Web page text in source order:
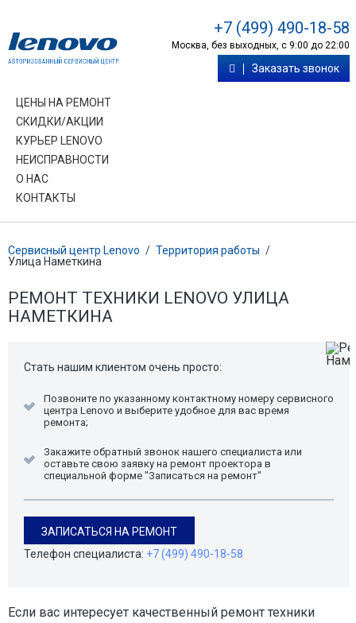
+7 (499) 490-18-58
Москва, без выходных, с 9:00 до 22:00
Заказать звонок
ЦЕНЫ НА РЕМОНТ
СКИДКИ/АКЦИИ
КУРЬЕР LENOVO
НЕИСПРАВНОСТИ
О НАС
КОНТАКТЫ
Сервисный центр Lenovo / Территория работы /
Улица Наметкина
РЕМОНТ ТЕХНИКИ LENOVO УЛИЦА
НАМЕТКИНА
Стать нашим клиентом очень просто:
Позвоните по указанному контактному номеру сервисного
центра Lenovo и выберите удобное для вас время
ремонта;
Закажите обратный звонок нашего специалиста или
оставьте свою заявку на ремонт проектора в
специальной форме "Записаться на ремонт"
ЗАПИСАТЬСЯ НА РЕМОНТ
Телефон специалиста: +7 (499) 490-18-58
Если вас интересует качественный ремонт техники